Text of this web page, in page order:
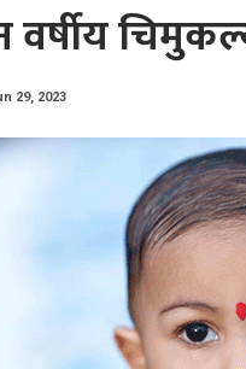
वर्षीय
29, 2023